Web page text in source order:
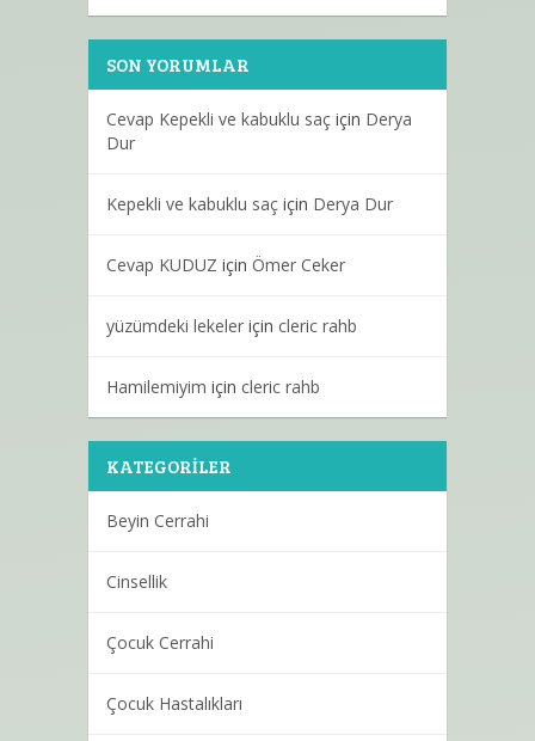
SON YORUMLAR
Cevap Kepekli ve kabuklu saçiçin Derya
Dur
Kepekli ve kabuklu saçiçin Derya Dur
Cevap KUDUZ için Ömer Ceker
yüzümdeki lekeleriçin cleric rahb
Hamilemiyim için cleric rahb
KATEGORILER
Beyin Cerrahi
Cinsellik
Çocuk Cerrahi
Çocuk Hastalıkları